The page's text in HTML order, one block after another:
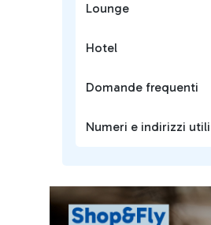
Lounge
Hotel
Domande frequenti
Numeri e indirizzi utili